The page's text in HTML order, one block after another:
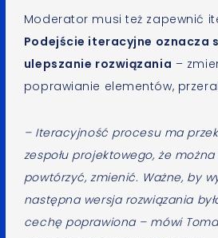
Moderator musi też zapewnić
Podejście iteracyjne oznacza
ulepszanie rozwiązania –
poprawianie elementów,
– Iteracyjność procesu ma
zespołu projektowego, że
powtórzyć, zmienić. Ważne, by
następna wersja rozwiązania
cechę poprawiona – mówi